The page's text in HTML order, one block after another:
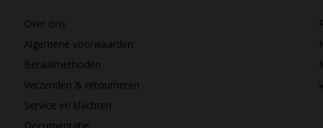
Over ons
Algemene voorwaarden
Betaalmethoden
Verzenden & retourneren
Service en klachten